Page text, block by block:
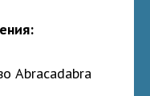
Abracadabra